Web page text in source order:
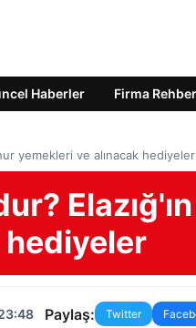
Haberler Firma
yemekleri ve alınacak hediyeler
hediyeler
Paylaş: Twitter